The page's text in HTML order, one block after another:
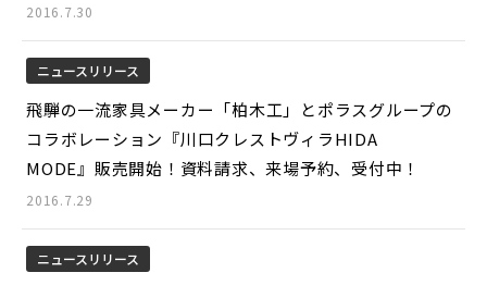
2016.7.30
ニュースリリース
飛騨の一流家具メーカー「柏木工」とポラスグループの
コラボレーション『川口クレストヴィラHIDA
MODE』販売開始！資料請求、来場予約、受付中！
2016.7.29
ニュースリリース